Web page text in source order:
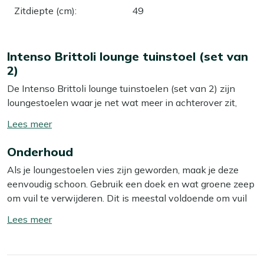
Zitdiepte (cm): 49
Intenso Brittoli lounge tuinstoel (set van
2)
De Intenso Brittoli lounge tuinstoelen (set van 2) zijn
loungestoelen waar je net wat meer in achterover zit,
rustig een boek leest. Deze set is fijn als je een vaste
een loungbank of bij een lage bijzettafel. Het aluminium
frame en de aluminium zitting zorgen ervoor dat de
stoelen licht van gewicht zijn, niet kunnen doorroesten
en weinig onderhoud nodig hebben. De meegeleverde
grijze kussens geven je extra zitcomfort, zodat je minder
Toon/verberg
meer
Onderhoud
Als je loungestoelen vies zijn geworden, maak je deze
eenvoudig schoon. Gebruik een doek en wat groene zeep
om vuil te verwijderen. Dit is meestal voldoende om vuil
minstens twee keer per jaar grondig schoon te maken
gebruik je dan onze Kees Smit Multi-surface reiniger. Let
Toon/verberg